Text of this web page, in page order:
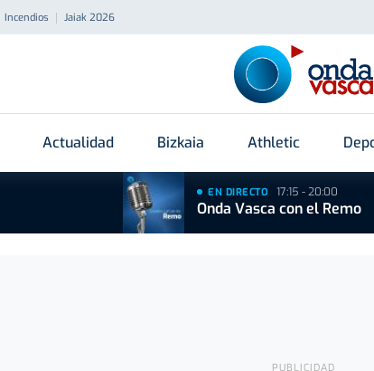
Incendios Jaiak 2026
Actualidad Bizkaia Athletic
EN DIRECTO 17:15 - 20:00
Onda Vasca con el Remo